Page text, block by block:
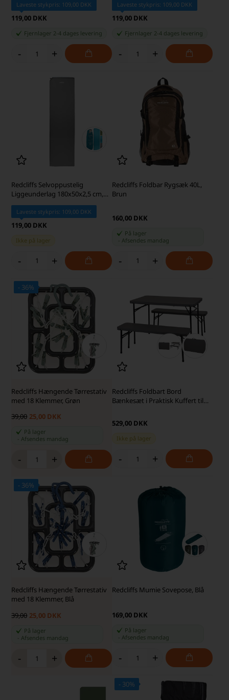
Laveste stykpris: 109,00 DKK
119,00 DKK
Fjernlager 2-4 dages levering
- +
Laveste stykpris: 109,00 DKK
119,00 DKK
Fjernlager 2-4 dages levering
- +
Redcliffs Selvoppustelig
Liggeunderlag 180x50x2,5 cm,
Grå
Laveste stykpris: 109,00 DKK
119,00 DKK
Ikke på lager
- +
Redcliffs Foldbar Rygsæk 40L,
Brun
160,00 DKK
På lager
Afsendes mandag
- +
- 36%
Redcliffs Hængende Tørrestativ
med 18 Klemmer, Grøn
39,00 25,00 DKK
På lager
-Afsendes mandag
- +
Redcliffs Foldbart Bord
Bænkesæt i Praktisk Kuffert til
529,00 DKK
Ikke på lager
- +
- 36%
Redcliffs Hængende Tørrestativ
med 18 Klemmer, Blå
39,00 25,00 DKK
På lager
-Afsendes mandag
- +
Redcliffs Mumie Sovepose, Blå
169,00 DKK
På lager
Afsendes mandag
- +
- 30%